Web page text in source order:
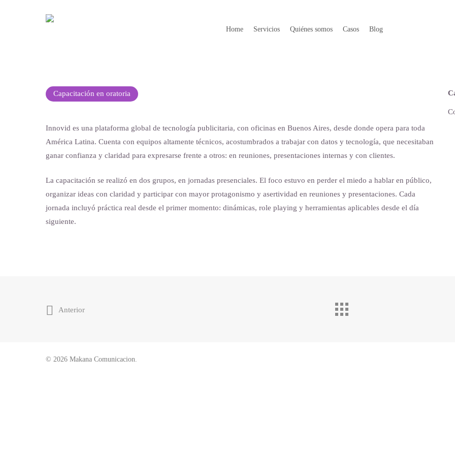
Home Servicios Quiénes somos Casos Blog
Capacitación en oratoria
Innovid es una plataforma global de tecnología publicitaria, con oficinas en Buenos Aires, desde donde opera para toda
América Latina. Cuenta con equipos altamente técnicos, acostumbrados a trabajar con datos y tecnología, que necesitaban
ganar confianza y claridad para expresarse frente a otros: en reuniones, presentaciones internas y con clientes.
La capacitación se realizó en dos grupos, en jornadas presenciales. El foco estuvo en perder el miedo a hablar en público,
organizar ideas con claridad y participar con mayor protagonismo y asertividad en reuniones y presentaciones. Cada
jornada incluyó práctica real desde el primer momento: dinámicas, role playing y herramientas aplicables desde el día
siguiente.
Anterior
© 2026 Makana Comunicacion.